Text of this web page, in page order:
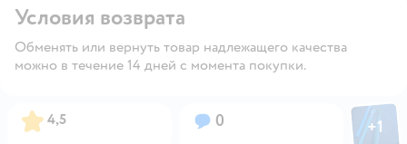
Условия возврата
Обменять или вернуть товар надлежащего качества
можно в течение 14 дней с момента покупки.
Рейтинг:
4,5 Вопросов:
0 Фото
+1